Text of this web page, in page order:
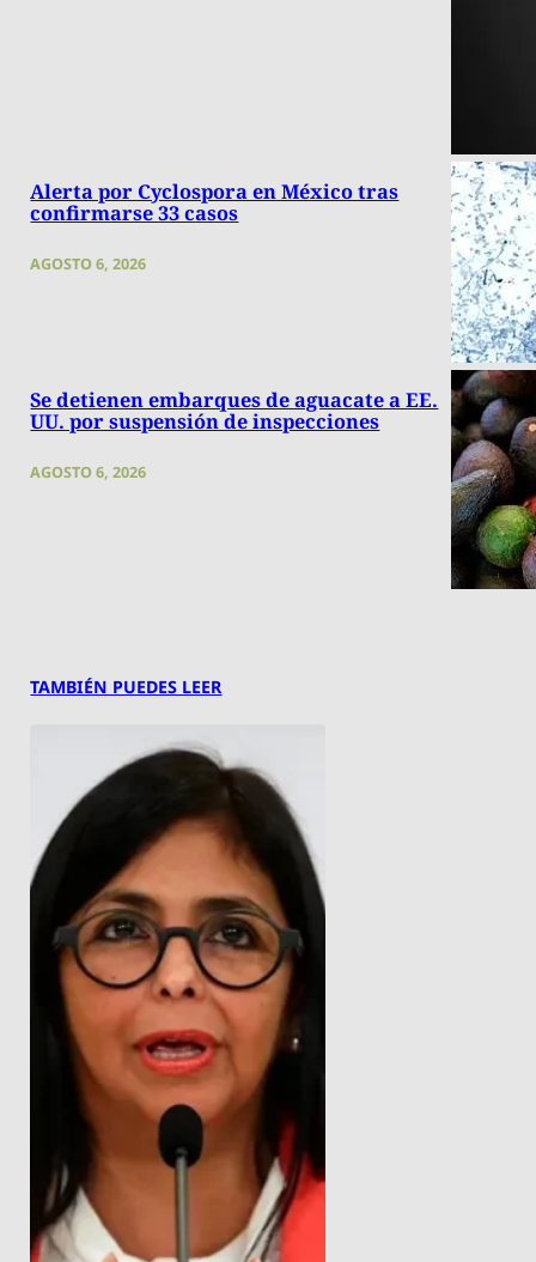
Alerta por Cyclospora en México tras
confirmarse 33 casos
AGOSTO 6, 2026
Se detienen embarques de aguacate a EE.
UU. por suspensión de inspecciones
AGOSTO 6, 2026
TAMBIÉN PUEDES LEER